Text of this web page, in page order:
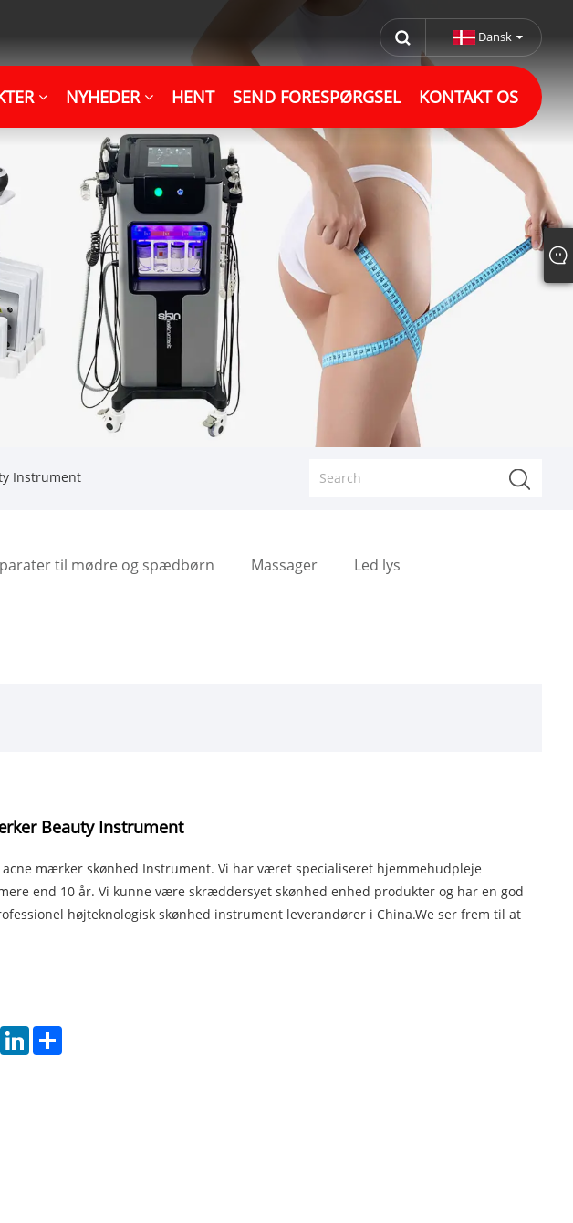
Dansk
NYHEDER HENT SEND FORESPØRGSEL KONTAKT OS
Instrument
til mødre og spædbørn Massager Led lys
Beauty Instrument
acne mærker skønhed Instrument. Vi har været specialiseret hjemmehudpleje
end 10 år. Vi kunne være skræddersyet skønhed enhed produkter og har en god
højteknologisk skønhed instrument leverandører i China.We ser frem til at
LinkedInShare